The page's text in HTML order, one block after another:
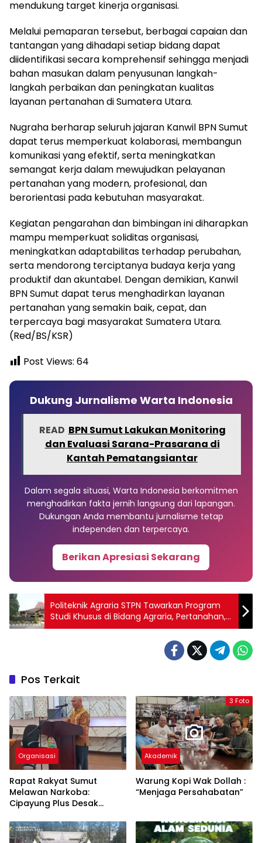
mendukung target kinerja organisasi.
Melalui pemaparan tersebut, berbagai capaian dan
tantangan yang dihadapi setiap bidang dapat
diidentifikasi secara komprehensif sehingga menjadi
bahan masukan dalam penyusunan langkah-
langkah perbaikan dan peningkatan kualitas
layanan pertanahan di Sumatera Utara.
Nugraha berharap seluruh jajaran Kanwil BPN Sumut
dapat terus memperkuat kolaborasi, membangun
komunikasi yang efektif, serta meningkatkan
semangat kerja dalam mewujudkan pelayanan
pertanahan yang modern, profesional, dan
berorientasi pada kebutuhan masyarakat.
Kegiatan pengarahan dan bimbingan ini diharapkan
mampu memperkuat soliditas organisasi,
meningkatkan adaptabilitas terhadap perubahan,
serta mendorong terciptanya budaya kerja yang
produktif dan akuntabel. Dengan demikian, Kanwil
BPN Sumut dapat terus menghadirkan layanan
pertanahan yang semakin baik, cepat, dan
terpercaya bagi masyarakat Sumatera Utara.
(Red/BS/KSR)
Post Views: 64
Dukung Jurnalisme Warta Indonesia
READ BPN Sumut Lakukan Monitoring
dan Evaluasi Sarana-Prasarana di
Kantah Pematangsiantar
Dalam segala situasi, Warta Indonesia berkomitmen
menghadirkan fakta jernih langsung dari lapangan.
Dukungan Anda membantu jurnalisme tetap
independen dan terpercaya.
Berikan Apresiasi Sekarang
Politeknik Agraria STPN Tawarkan Program
Studi Khusus di Bidang Agraria, Pertanahan,
dan Tata Ruang
Pos Terkait
Organisasi
Rapat Rakyat Sumut
Melawan Narkoba:
Cipayung Plus Desak
Muda Jadi Benteng Utama
3 Foto
Akademik
Warung Kopi Wak Dollah :
“Menjaga Persahabatan”